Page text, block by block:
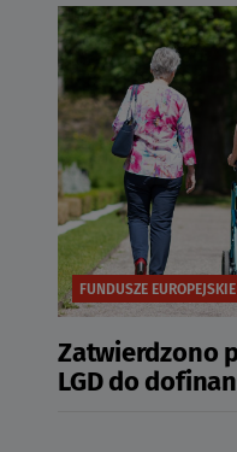
FUNDUSZE
Zatwierdzono
LGD do